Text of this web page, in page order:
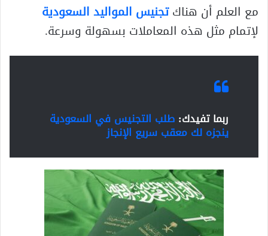
مع العلم أن هناكتجنيس المواليد السعودية
لإتمام مثل هذه المعاملات بسهولة وسرعة.
ربما تفيدك: طلب التجنيس في السعودية
ينجزه لك معقب سريع الإنجاز